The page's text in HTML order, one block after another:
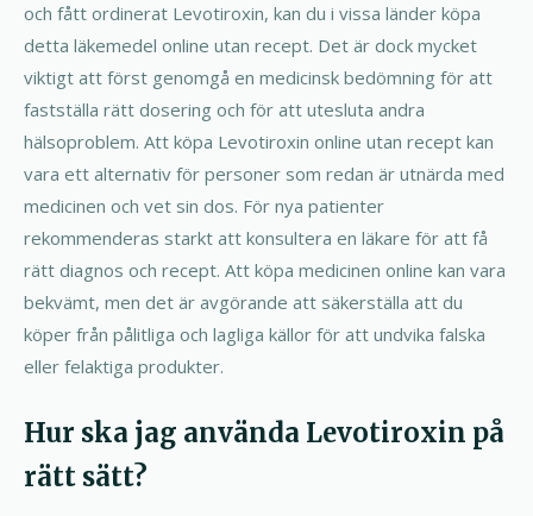
och fått ordinerat Levotiroxin, kan du i vissa länder köpa
detta läkemedel online utan recept. Det är dock mycket
viktigt att först genomgå en medicinsk bedömning för att
fastställa rätt dosering och för att utesluta andra
hälsoproblem. Att köpa Levotiroxin online utan recept kan
vara ett alternativ för personer som redan är utnärda med
medicinen och vet sin dos. För nya patienter
rekommenderas starkt att konsultera en läkare för att få
rätt diagnos och recept. Att köpa medicinen online kan vara
bekvämt, men det är avgörande att säkerställa att du
köper från pålitliga och lagliga källor för att undvika falska
eller felaktiga produkter.
Hur ska jag använda Levotiroxin på
rätt sätt?